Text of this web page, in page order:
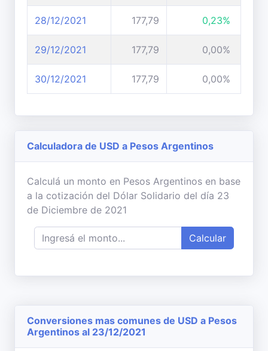
28/12/2021 177,79 0,23%
29/12/2021 177,79 0,00%
30/12/2021 177,79 0,00%
Calculadora de USD a Pesos Argentinos
Calculá un monto en Pesos Argentinos en base
a la cotización del Dólar Solidario del día 23
de Diciembre de 2021
Calcular
Conversiones mas comunes de USD a Pesos
Argentinos al 23/12/2021